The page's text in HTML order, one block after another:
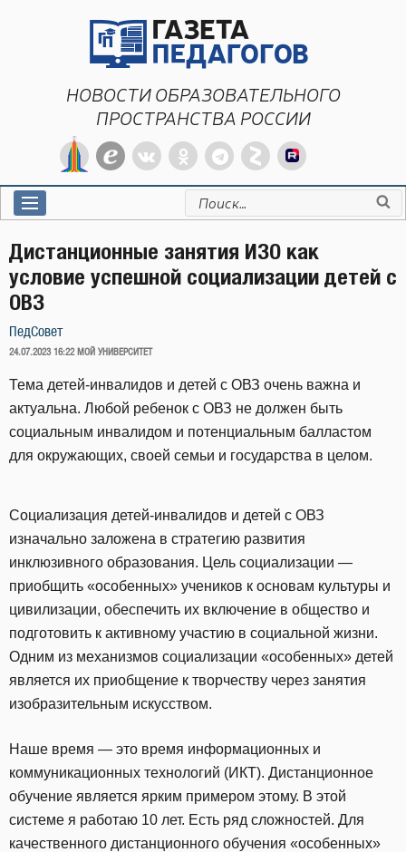
НОВОСТИ ОБРАЗОВАТЕЛЬНОГО
ПРОСТРАНСТВА РОССИИ
Искать:
Дистанционные занятия ИЗО как
условие успешной социализации детей с
ОВЗ
ПедСовет
ОПУБЛИКОВАНО
24.07.2023 16:22 МОЙ УНИВЕРСИТЕТ
Тема детей-инвалидов и детей с ОВЗ очень важна и
актуальна. Любой ребенок с ОВЗ не должен быть
социальным инвалидом и потенциальным балластом
для окружающих, своей семьи и государства в целом.
Социализация детей-инвалидов и детей с ОВЗ
изначально заложена в стратегию развития
инклюзивного образования. Цель социализации —
приобщить «особенных» учеников к основам культуры и
цивилизации, обеспечить их включение в общество и
подготовить к активному участию в социальной жизни.
Одним из механизмов социализации «особенных» детей
является их приобщение к творчеству через занятия
изобразительным искусством.
Наше время — это время информационных и
коммуникационных технологий (ИКТ). Дистанционное
обучение является ярким примером этому. В этой
системе я работаю 10 лет. Есть ряд сложностей. Для
качественного дистанционного обучения «особенных»